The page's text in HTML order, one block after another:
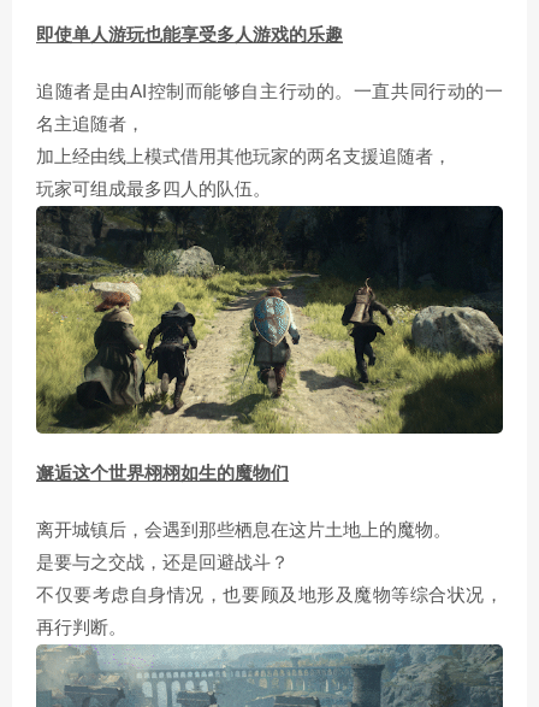
即使单人游玩也能享受多人游戏的乐趣
追随者是由AI控制而能够自主行动的。一直共同行动的一
名主追随者，
加上经由线上模式借用其他玩家的两名支援追随者，
玩家可组成最多四人的队伍。
邂逅这个世界栩栩如生的魔物们
离开城镇后，会遇到那些栖息在这片土地上的魔物。
是要与之交战，还是回避战斗？
不仅要考虑自身情况，也要顾及地形及魔物等综合状况，
再行判断。